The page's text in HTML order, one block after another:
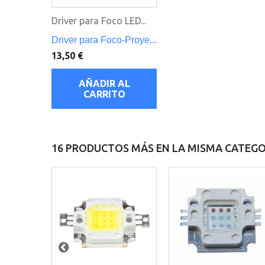
Driver para Foco LED...
Driver para Foco-Proye...
13,50 €
AÑADIR AL
CARRITO
16 PRODUCTOS MÁS EN LA MISMA